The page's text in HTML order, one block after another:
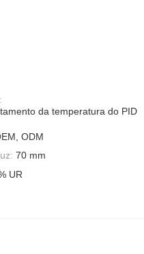
da temperatura do PID
ODM
70 mm
UR